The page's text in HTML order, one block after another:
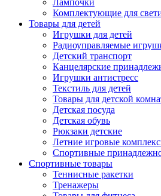
Лампочки
Комплектующие для
Товары для детей
Игрушки для детей
Радиоуправляемые
Детский транспорт
Канцелярские
Игрушки антистресс
Текстиль для детей
Товары для детской
Детская посуда
Детская обувь
Рюкзаки детские
Летние игровые
Спортивные
Спортивные товары
Теннисные ракетки
Тренажеры